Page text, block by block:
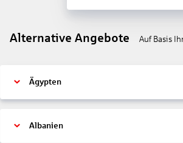
Alternative Angebote Auf Basis
Ägypten
Albanien